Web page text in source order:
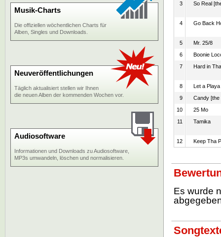
3 So Real
4 Go Back
5
Mr. 25/8
6
Boonie
7
Hard in
8
Let a
9
Candy
10
25 Mo
11
Tamika
12 Keep Tha
Es wurde
Musik-Charts
Die offiziellen wöchentlichen Charts für
Alben, Singles und Downloads.
Neuveröffentlichungen
Täglich aktualisiert stellen wir Ihnen
die neuen Alben der kommenden Wochen vor.
Audiosoftware
Informationen und Downloads zu Audiosoftware,
MP3s umwandeln, löschen und normalisieren.